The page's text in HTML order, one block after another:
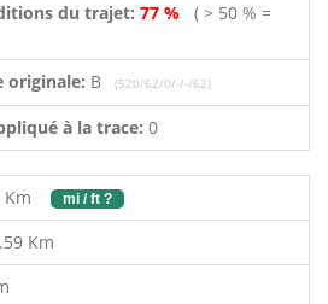
du trajet: 77 % ( > 50 % =
originale: B (520/62/0/-/-/62)
à la trace: 0
Km mi / ft ?
Km